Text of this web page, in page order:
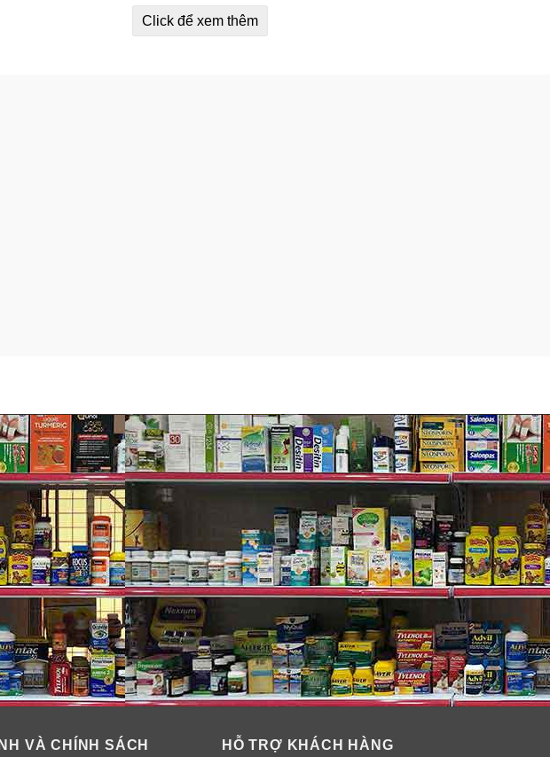
Mẫu cũ
20, Propylene Glycol, PEG-40 Hydrogenated Castor Oil, Aloe Barbadensis Leaf
hòa tan (cá) Collagen, Sodium PCA, Methylparaben, Chlorphenesin,
chứng nhận hữu cơ, Calendula Officinalis Flower Oil, Ascorbyl Palmitate (Vitamin
Gum ( và) Glyxerin (và) Lecithin (và) Phenoxyethanol (và) Aqua / Water, Red 4
Click để xem thêm
VÀ CHÍNH SÁCH HỖ TRỢ KHÁCH HÀNG